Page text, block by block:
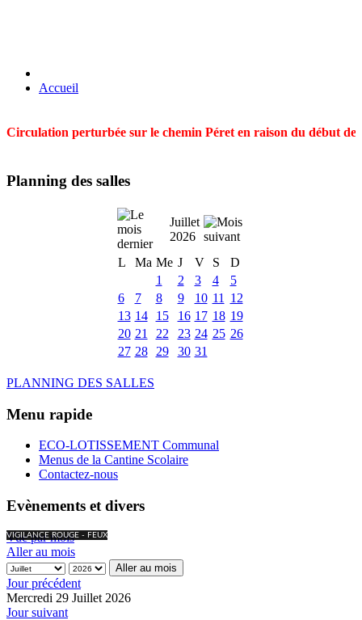
Accueil
Circulation perturbée sur le chemin Péret en raison du début
Planning des salles
Juillet
2026
L
Ma Me J V S
D
1
2 3 4
5
6
7 8 9 10 11
12
13 14 15 16 17 18 19
20 21 22 23 24 25 26
27 28 29 30 31
PLANNING DES SALLES
Menu rapide
ECO-LOTISSEMENT Communal
Menus de la Cantine Scolaire
Contactez-nous
Evènements et divers
VIGILANCE ROUGE - FEUX
Vue par mois
Aller au mois
Aller au mois
Jour précédent
Mercredi 29 Juillet 2026
Jour suivant